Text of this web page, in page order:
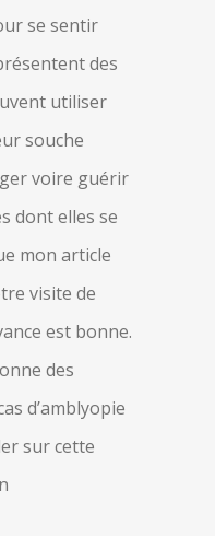
se sentir
des
utiliser
souche
voire guérir
dont elles se
mon article
visite de
est bonne.
des
d’amblyopie
sur cette